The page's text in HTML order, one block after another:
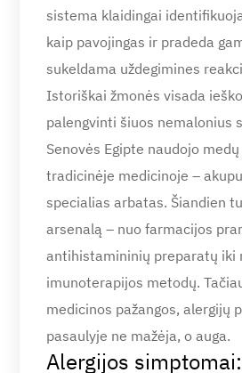
sistema klaidingai
kaip pavojingas ir pradeda
sukeldama uždegimines
Istoriškai žmonės visada
palengvinti šiuos nemalonius
Senovės Egipte naudojo
tradicinėje medicinoje –
specialias arbatas. Šiandien
arsenalą – nuo farmacijos
antihistamininių preparatų iki
imunoterapijos metodų.
medicinos pažangos, alergijų
pasaulyje ne mažėja, o auga.
Alergijos